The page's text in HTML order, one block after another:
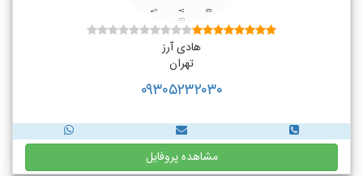
هادی آرز
تهران
۰۹۳۰۵۲۳۲۰۳۰
مشاهده پروفایل